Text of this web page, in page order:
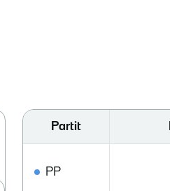
Partit
PP